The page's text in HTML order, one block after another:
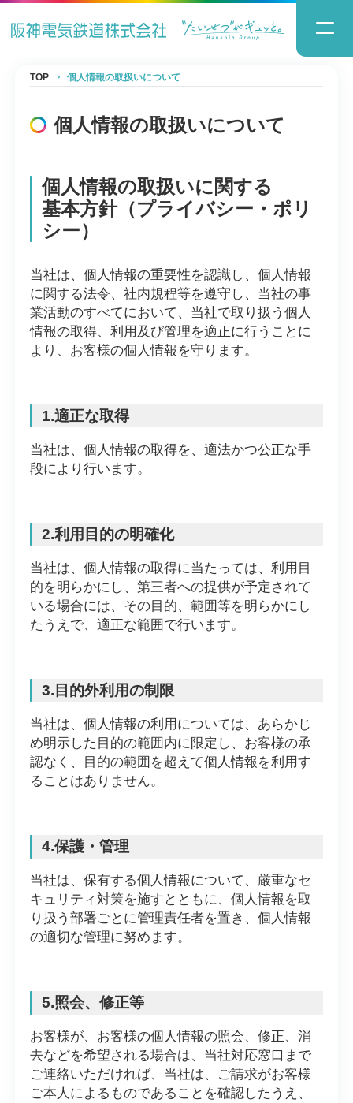
TOP 個人情報の取扱いについて
個人情報の取扱いについて
個人情報の取扱いに関する
基本方針（プライバシー・ポリ
シー）
当社は、個人情報の重要性を認識し、個人情報
に関する法令、社内規程等を遵守し、当社の事
業活動のすべてにおいて、当社で取り扱う個人
情報の取得、利用及び管理を適正に行うことに
より、お客様の個人情報を守ります。
1.適正な取得
当社は、個人情報の取得を、適法かつ公正な手
段により行います。
2.利用目的の明確化
当社は、個人情報の取得に当たっては、利用目
的を明らかにし、第三者への提供が予定されて
いる場合には、その目的、範囲等を明らかにし
たうえで、適正な範囲で行います。
3.目的外利用の制限
当社は、個人情報の利用については、あらかじ
め明示した目的の範囲内に限定し、お客様の承
認なく、目的の範囲を超えて個人情報を利用す
ることはありません。
4.保護・管理
当社は、保有する個人情報について、厳重なセ
キュリティ対策を施すとともに、個人情報を取
り扱う部署ごとに管理責任者を置き、個人情報
の適切な管理に努めます。
5.照会、修正等
お客様が、お客様の個人情報の照会、修正、消
去などを希望される場合は、当社対応窓口まで
ご連絡いただければ、当社は、ご請求がお客様
ご本人によるものであることを確認したうえ、